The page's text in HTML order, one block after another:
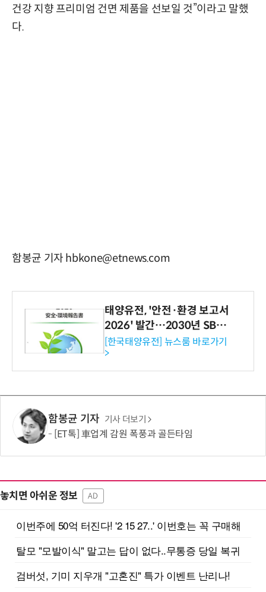
건강 지향 프리미엄 건면 제품을 선보일 것”이라고 말했
다.
함봉균 기자 hbkone@etnews.com
태양유전, '안전·환경 보고서
2026' 발간…2030년 SBT
수준 온실가스 감축 추진
[한국태양유전] 뉴스룸 바로가기
>
함봉균 기자 기사 더보기
[ET톡] 車업계 감원 폭풍과 골든타임
놓치면 아쉬운 정보 AD